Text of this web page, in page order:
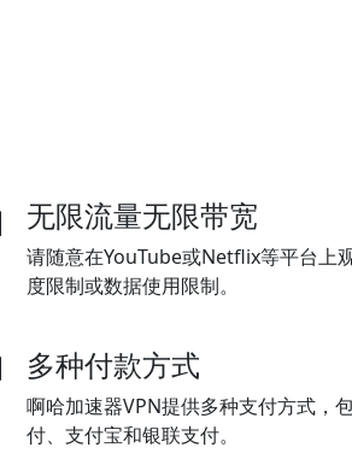
无限流量无限带宽
请随意在YouTube或Netflix等平台上
度限制或数据使用限制。
多种付款方式
啊哈加速器VPN提供多种支付方式，
付、支付宝和银联支付。